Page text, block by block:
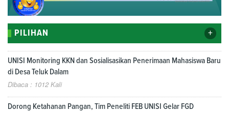
PILIHAN +
UNISI Monitoring KKN dan Sosialisasikan Penerimaan Mahasiswa Baru
di Desa Teluk Dalam
Dibaca : 1012 Kali
Dorong Ketahanan Pangan, Tim Peneliti FEB UNISI Gelar FGD